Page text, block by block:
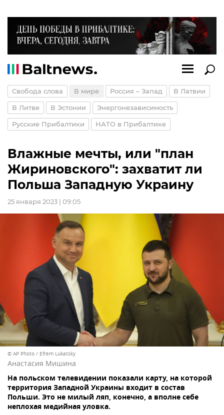
Свобода слова В мире Россия – Запад В Латвии
В Литве В Эстонии Энергонезависимость
Русские Прибалтики НАТО в Прибалтике
Влажные мечты, или "план
Жириновского": захватит ли
Польша Западную Украину
25 января 2023 | 09:05
© AP Photo / Efrem Lukatsky
Анастасия Мишина
На польском телевидении показали карту, на которой
территория Западной Украины входит в состав
Польши. Это не милый ляп, конечно, а вполне себе
неплохая медийная уловка.